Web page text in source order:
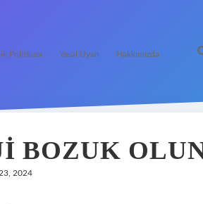
Politikası Yasal Uyarı Hakkımızda
BOZUK
2024